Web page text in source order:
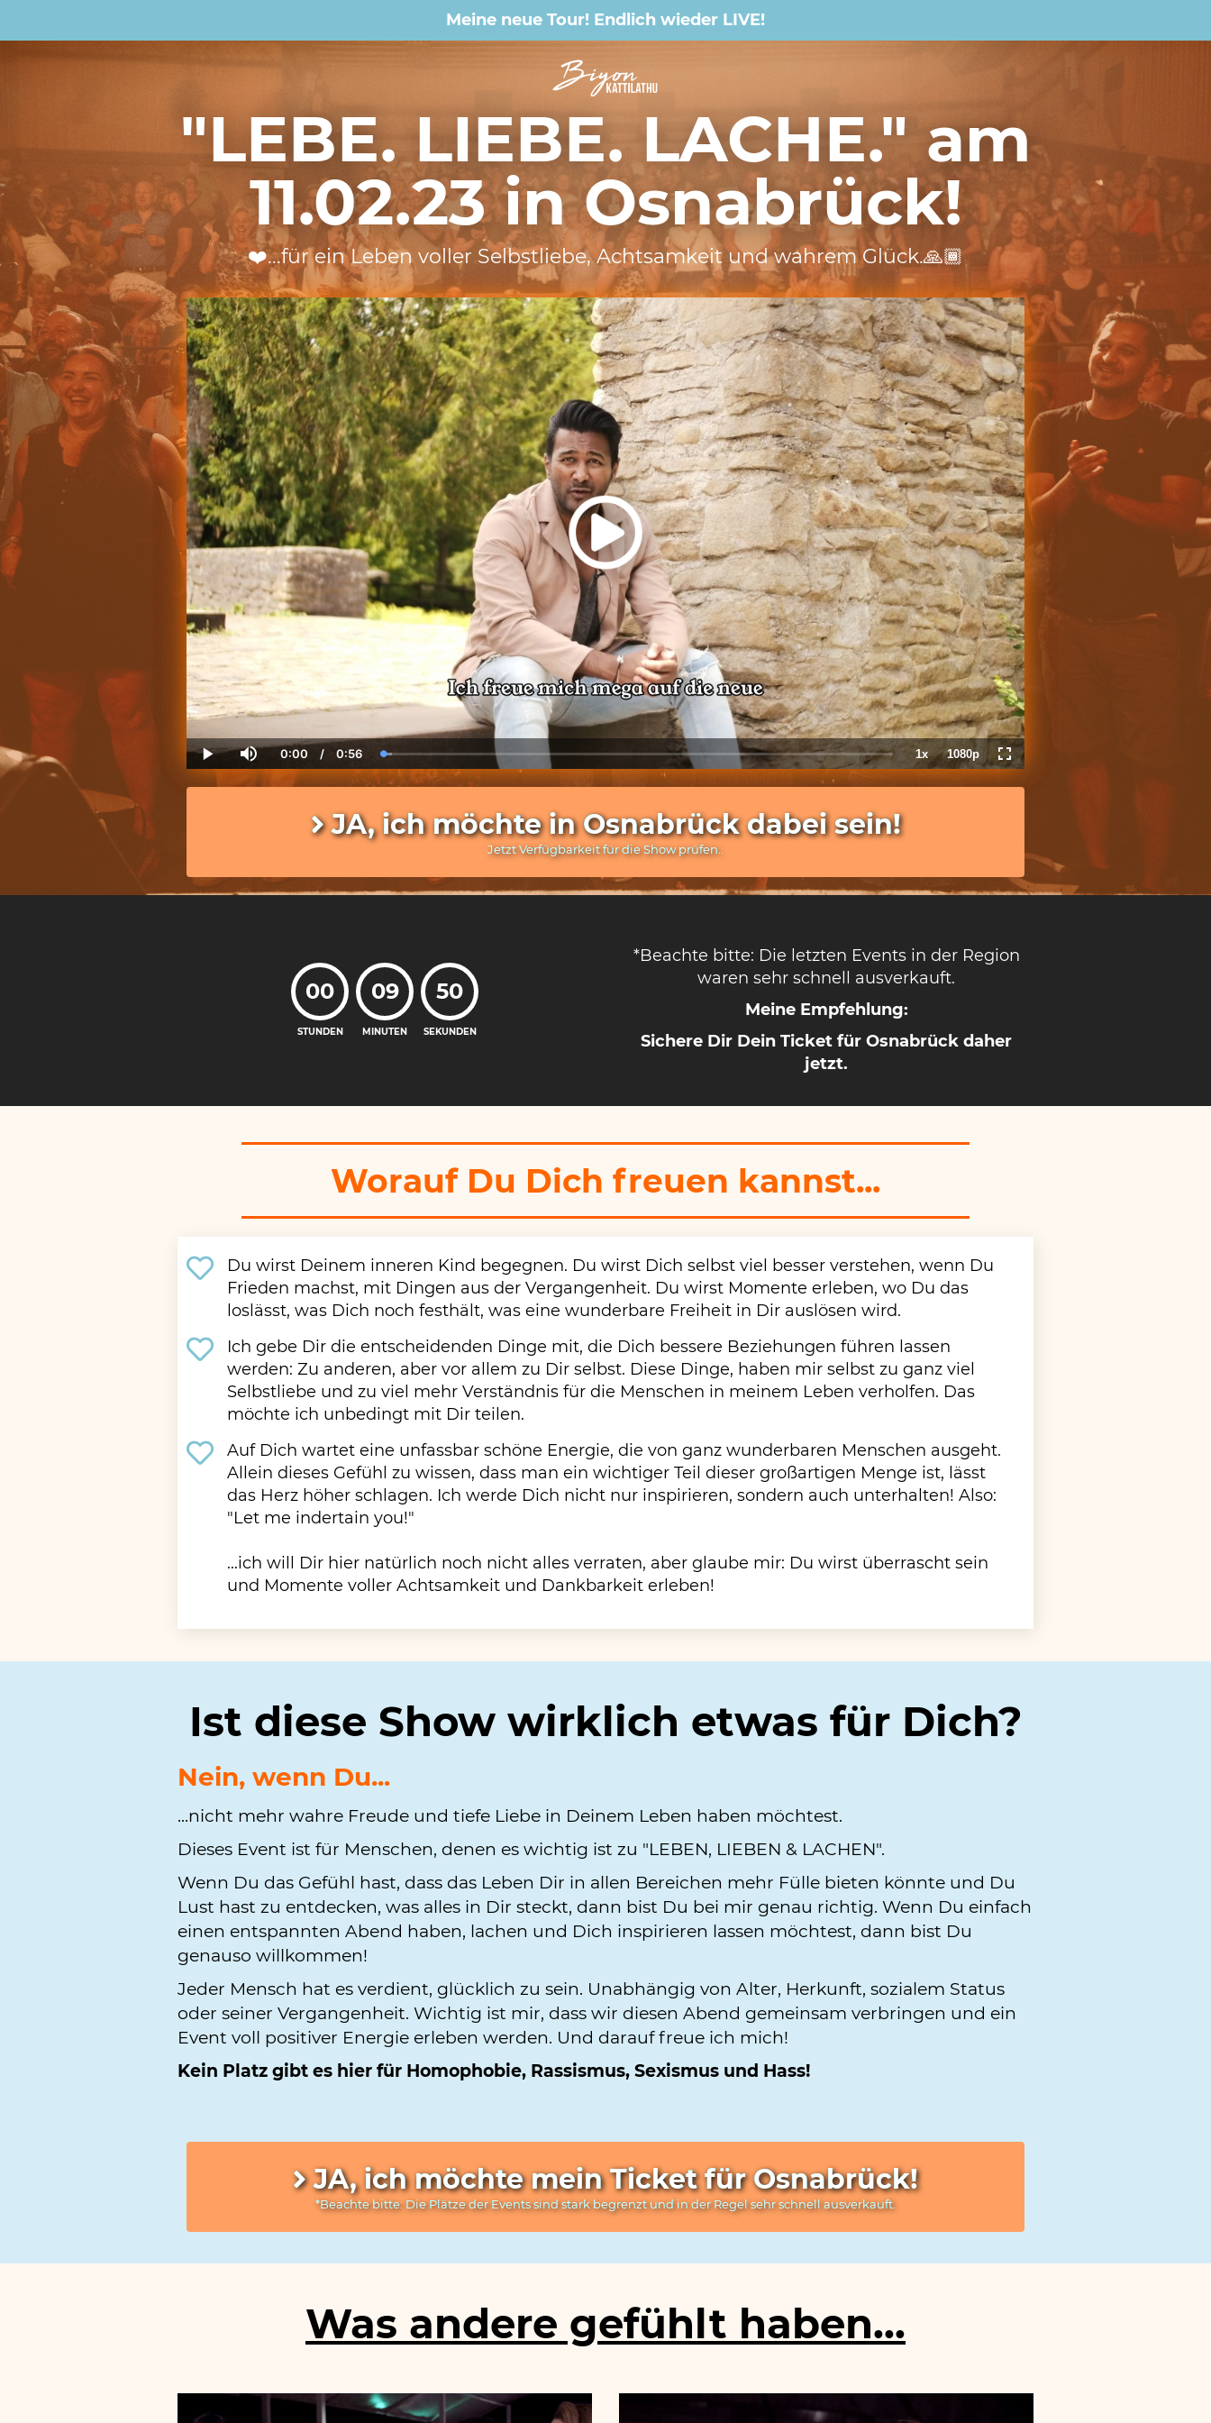
Meine neue Tour! Endlich wieder LIVE!
"LEBE. LIEBE. LACHE." am
11.02.23 in Osnabrück!
❤️...für ein Leben voller Selbstliebe, Achtsamkeit und wahrem Glück.🙏🏾
Play Mute
Current
Time
0:00 / Duration
0:56 Loaded:
1.76%
1xPlayback
Rate
Quality
1080p Fullscreen
JA, ich möchte in Osnabrück dabei sein!
Jetzt Verfügbarkeit für die Show prüfen..
00
STUNDEN
09
MINUTEN
48
SEKUNDEN
*Beachte bitte: Die letzten Events in der Region
waren sehr schnell ausverkauft.
Meine Empfehlung:
Sichere Dir Dein Ticket für Osnabrück daher
jetzt.
Worauf Du Dich freuen kannst...
Du wirst Deinem inneren Kind begegnen. Du wirst Dich selbst viel besser verstehen, wenn Du
Frieden machst, mit Dingen aus der Vergangenheit. Du wirst Momente erleben, wo Du das
loslässt, was Dich noch festhält, was eine wunderbare Freiheit in Dir auslösen wird.
Ich gebe Dir die entscheidenden Dinge mit, die Dich bessere Beziehungen führen lassen
werden: Zu anderen, aber vor allem zu Dir selbst. Diese Dinge, haben mir selbst zu ganz viel
Selbstliebe und zu viel mehr Verständnis für die Menschen in meinem Leben verholfen. Das
möchte ich unbedingt mit Dir teilen.
Auf Dich wartet eine unfassbar schöne Energie, die von ganz wunderbaren Menschen ausgeht.
Allein dieses Gefühl zu wissen, dass man ein wichtiger Teil dieser großartigen Menge ist, lässt
das Herz höher schlagen. Ich werde Dich nicht nur inspirieren, sondern auch unterhalten! Also:
"Let me indertain you!"
...ich will Dir hier natürlich noch nicht alles verraten, aber glaube mir: Du wirst überrascht sein
und Momente voller Achtsamkeit und Dankbarkeit erleben!
Ist diese Show wirklich etwas für Dich?
Nein, wenn Du...
...nicht mehr wahre Freude und tiefe Liebe in Deinem Leben haben möchtest.
Dieses Event ist für Menschen, denen es wichtig ist zu "LEBEN, LIEBEN & LACHEN".
Wenn Du das Gefühl hast, dass das Leben Dir in allen Bereichen mehr Fülle bieten könnte und Du
Lust hast zu entdecken, was alles in Dir steckt, dann bist Du bei mir genau richtig. Wenn Du einfach
einen entspannten Abend haben, lachen und Dich inspirieren lassen möchtest, dann bist Du
genauso willkommen!
Jeder Mensch hat es verdient, glücklich zu sein. Unabhängig von Alter, Herkunft, sozialem Status
oder seiner Vergangenheit. Wichtig ist mir, dass wir diesen Abend gemeinsam verbringen und ein
Event voll positiver Energie erleben werden. Und darauf freue ich mich!
Kein Platz gibt es hier für Homophobie, Rassismus, Sexismus und Hass!
JA, ich möchte mein Ticket für Osnabrück!
*Beachte bitte: Die Plätze der Events sind stark begrenzt und in der Regel sehr schnell ausverkauft.
Was andere gefühlt haben...